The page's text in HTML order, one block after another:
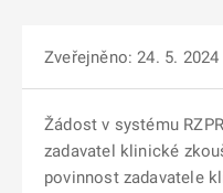
Zveřejněno: 24. 5. 2024
Žádost v systému
zadavatel klinické
povinnost zadavatele